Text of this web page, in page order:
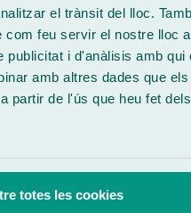
el trànsit del lloc.
feu servir el nostre lloc
i d'anàlisis amb qui
amb altres dades que els
partir de l'ús que heu fet
totes les cookies
ti
y cómo podemos trabajar de